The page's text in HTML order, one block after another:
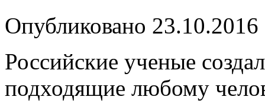
Опубликовано 23.10.2016
Российские ученые
подходящие любому